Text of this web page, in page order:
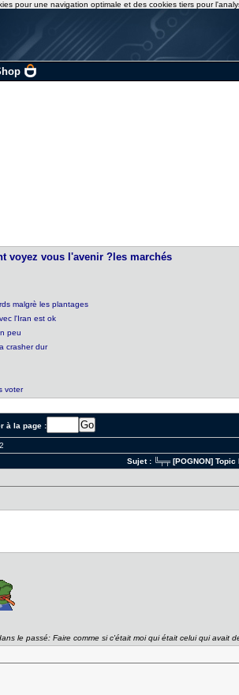
voyez vous l'avenir ?les marchés
malgrè les plantages
l'Iran est ok
peu
crasher dur
voter
à la page :
Sujet : ╚╤╤ [POGNON]
le passé: Faire comme si c'était moi qui était celui qui avait
pour une navigation optimale et des cookies tiers pour